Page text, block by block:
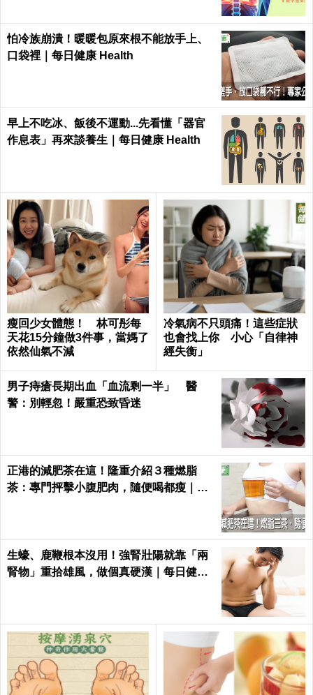
怕冷族崩潰！暖暖包原來根不能放手上、
口袋裡｜每日健康 Health
早上不吃冰、飯後不運動...先看懂「器官
作息表」再來談養生｜每日健康 Health
瘦回少女體態！ 林可彤每
天花15分鐘做3件事，當媽了
依然仙氣不減
冷氣病不只頭痛！這些症狀
也會找上你 小心「自律神
經失衡」
男子痔瘡長期出血「血流剩一半」 醫
警：別輕忽！嚴重恐致昏迷
正港的減肥茶在這！隆重介紹３種燃脂
茶：專門抨擊小腹肥肉，隨便喝都瘦｜每
生蠔、鹿鞭根本沒用！強腎壯陽就靠「兩
腎物」重拾雄風，做個真硬漢｜每日健康